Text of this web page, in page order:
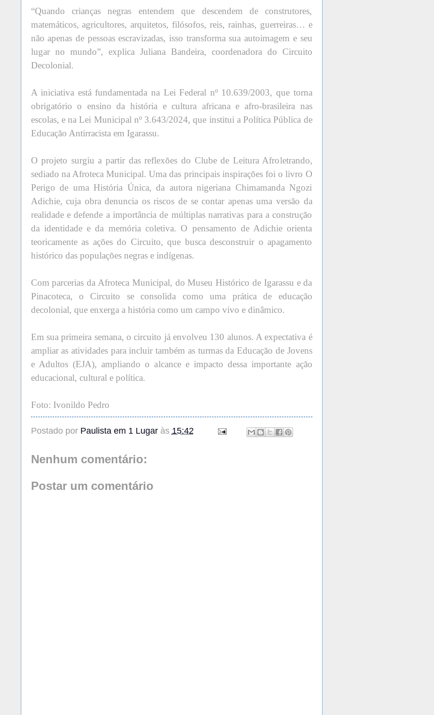
“Quando crianças negras entendem que descendem de construtores,
matemáticos, agricultores, arquitetos, filósofos, reis, rainhas, guerreiras… e
não apenas de pessoas escravizadas, isso transforma sua autoimagem e seu
lugar no mundo”, explica Juliana Bandeira, coordenadora do Circuito
Decolonial.
A iniciativa está fundamentada na Lei Federal nº 10.639/2003, que torna
obrigatório o ensino da história e cultura africana e afro-brasileira nas
escolas, e na Lei Municipal nº 3.643/2024, que institui a Política Pública de
Educação Antirracista em Igarassu.
O projeto surgiu a partir das reflexões do Clube de Leitura Afroletrando,
sediado na Afroteca Municipal. Uma das principais inspirações foi o livro O
Perigo de uma História Única, da autora nigeriana Chimamanda Ngozi
Adichie, cuja obra denuncia os riscos de se contar apenas uma versão da
realidade e defende a importância de múltiplas narrativas para a construção
da identidade e da memória coletiva. O pensamento de Adichie orienta
teoricamente as ações do Circuito, que busca desconstruir o apagamento
histórico das populações negras e indígenas.
Com parcerias da Afroteca Municipal, do Museu Histórico de Igarassu e da
Pinacoteca, o Circuito se consolida como uma prática de educação
decolonial, que enxerga a história como um campo vivo e dinâmico.
Em sua primeira semana, o circuito já envolveu 130 alunos. A expectativa é
ampliar as atividades para incluir também as turmas da Educação de Jovens
e Adultos (EJA), ampliando o alcance e impacto dessa importante ação
educacional, cultural e política.
Foto: Ivonildo Pedro
Postado por Paulista em 1 Lugar às 15:42
Nenhum comentário:
Postar um comentário